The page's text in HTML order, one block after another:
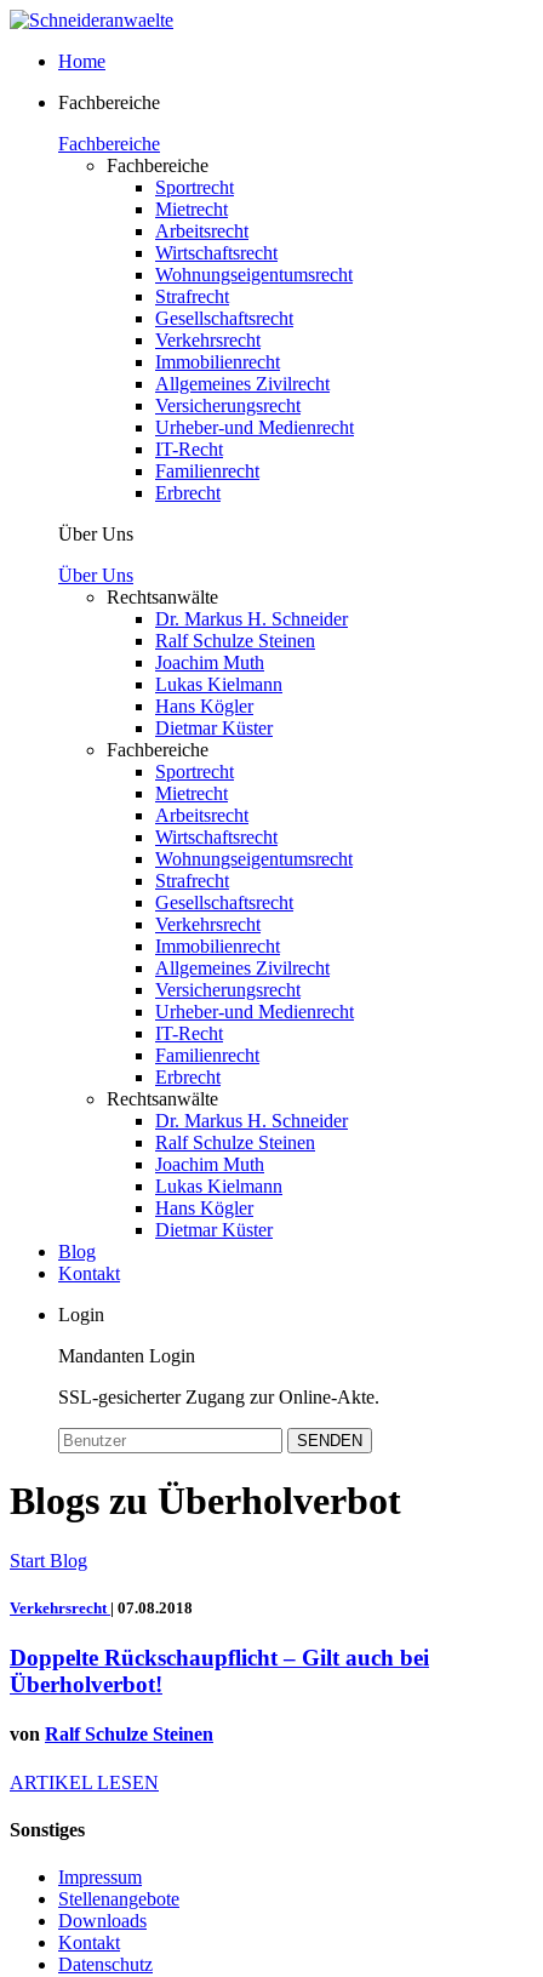
Home
Fachbereiche
Fachbereiche
Fachbereiche
Sportrecht
Mietrecht
Arbeitsrecht
Wirtschaftsrecht
Wohnungseigentumsrecht
Strafrecht
Gesellschaftsrecht
Verkehrsrecht
Immobilienrecht
Allgemeines Zivilrecht
Versicherungsrecht
Urheber-und Medienrecht
IT-Recht
Familienrecht
Erbrecht
Über Uns
Über Uns
Rechtsanwälte
Dr. Markus H. Schneider
Ralf Schulze Steinen
Joachim Muth
Lukas Kielmann
Hans Kögler
Dietmar Küster
Fachbereiche
Sportrecht
Mietrecht
Arbeitsrecht
Wirtschaftsrecht
Wohnungseigentumsrecht
Strafrecht
Gesellschaftsrecht
Verkehrsrecht
Immobilienrecht
Allgemeines Zivilrecht
Versicherungsrecht
Urheber-und Medienrecht
IT-Recht
Familienrecht
Erbrecht
Rechtsanwälte
Dr. Markus H. Schneider
Ralf Schulze Steinen
Joachim Muth
Lukas Kielmann
Hans Kögler
Dietmar Küster
Blog
Kontakt
Login
Mandanten Login
SSL-gesicherter Zugang zur Online-Akte.
SENDEN
Blogs zu Überholverbot
Start Blog
Verkehrsrecht | 07.08.2018
Doppelte Rückschaupflicht – Gilt auch bei
Überholverbot!
von Ralf Schulze Steinen
ARTIKEL LESEN
Sonstiges
Impressum
Stellenangebote
Downloads
Kontakt
Datenschutz